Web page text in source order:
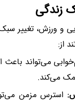
و ورزش، تغییر
از:
می‌تواند
می‌کند.
استرس مزمن